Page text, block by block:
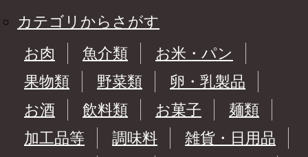
カテゴリからさがす
お肉
魚介類
お米・パン
果物類
野菜類
卵・乳製品
お酒
飲料類 お菓子
麺類
加工品等
調味料
雑貨・日用品